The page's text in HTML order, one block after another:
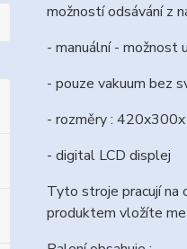
možností odsávání z
- manuální - možnost
- pouze vakuum bez
- rozměry :
- digital LCD displej
Tyto stroje pracují na
produktem vložíte